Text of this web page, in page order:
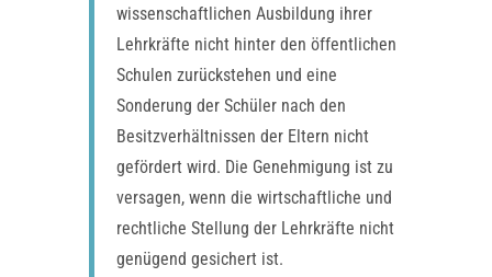
wissenschaftlichen Ausbildung ihrer
Lehrkräfte nicht hinter den öffentlichen
Schulen zurückstehen und eine
Sonderung der Schüler nach den
Besitzverhältnissen der Eltern nicht
gefördert wird. Die Genehmigung ist zu
versagen, wenn die wirtschaftliche und
rechtliche Stellung der Lehrkräfte nicht
genügend gesichert ist.